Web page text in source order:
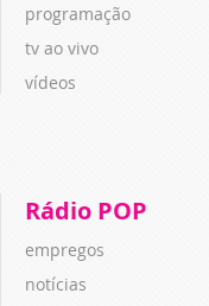
programação
tv ao vivo
vídeos
Rádio POP
empregos
notícias